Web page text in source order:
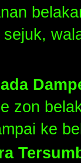
zon
ke